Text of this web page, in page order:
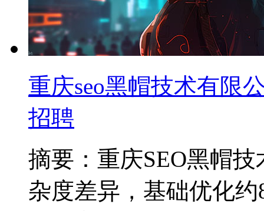
重庆seo黑帽技术有限
招聘
摘要：重庆SEO黑帽
杂度差异，基础优化